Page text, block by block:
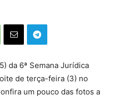
da 6ª Semana Jurídica
de terça-feira (3) no
um pouco das fotos a